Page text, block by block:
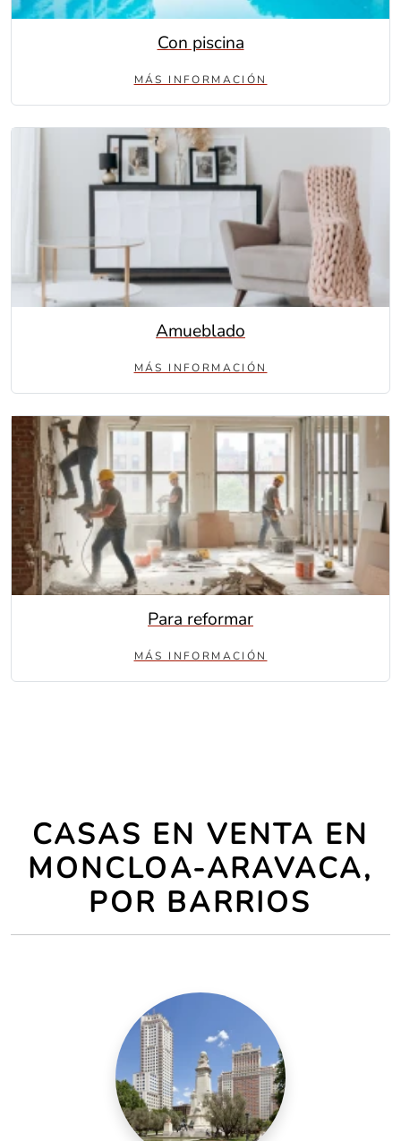
Con piscina
MÁS INFORMACIÓN
Amueblado
MÁS INFORMACIÓN
Para reformar
MÁS INFORMACIÓN
CASAS EN VENTA EN
MONCLOA-ARAVACA,
POR BARRIOS